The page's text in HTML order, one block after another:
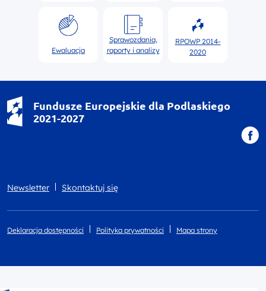
Ewaluacja
Sprawozdania,
raporty i analizy
RPOWP 2014-
2020
Fundusze Europejskie dla Podlaskiego
2021-2027
Newsletter Skontaktuj się
Deklaracja dostępności Polityka prywatności Mapa strony